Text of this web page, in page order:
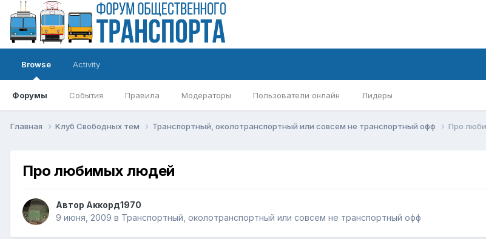
Browse
Форумы События Правила Модераторы Пользователи онлайн Лидеры
Activity
Главная Kлуб Свободных тем Транспортный, околотранспортный или совсем не транспортный офф Про
Про любимых людей
Автор Аккорд1970
9 июня, 2009 в Транспортный, околотранспортный или совсем не транспортный офф